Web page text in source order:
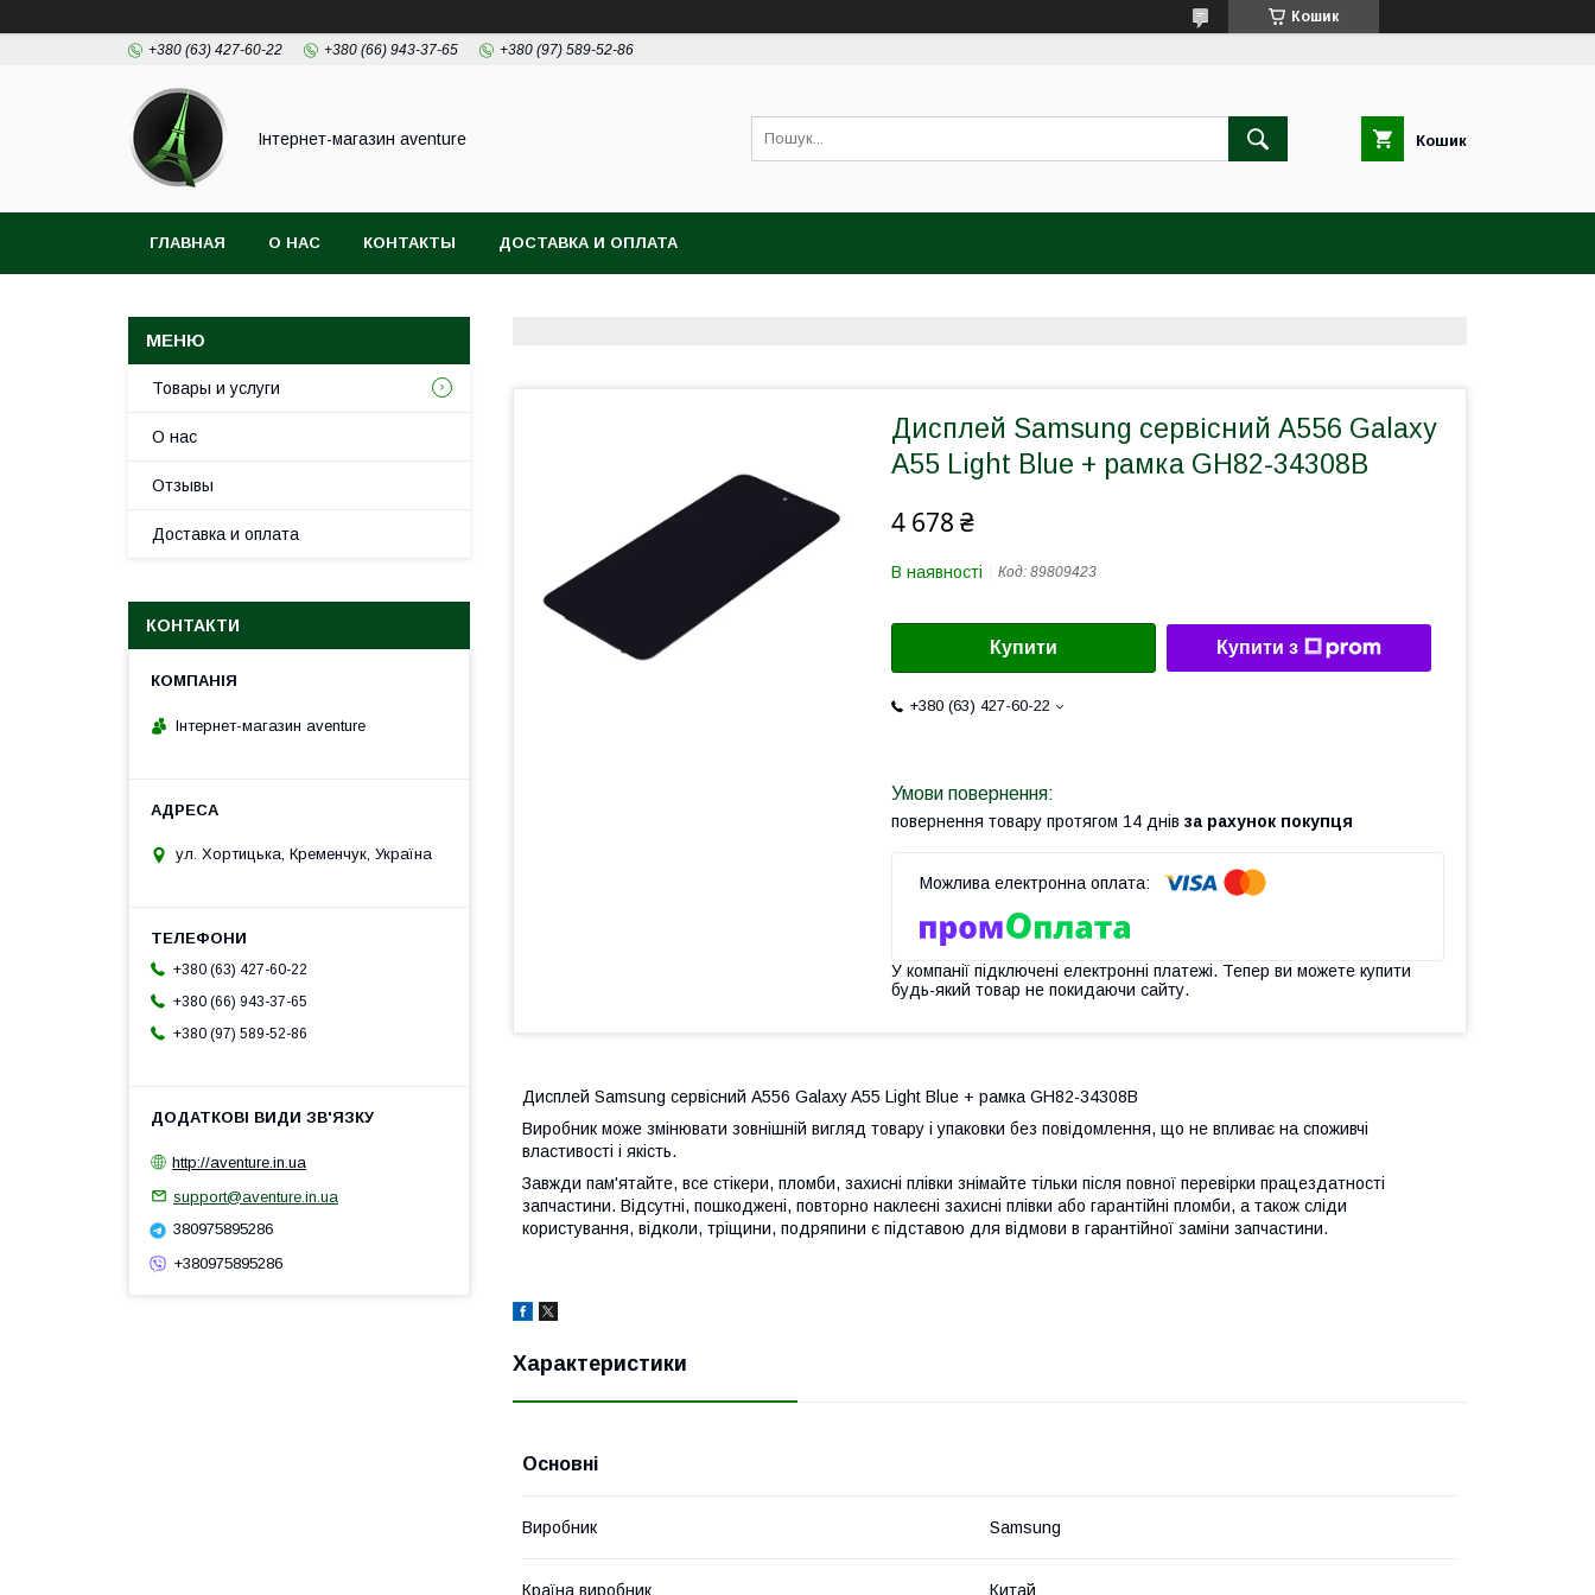
Кошик
+380 (63) 427-60-22 +380 (66) 943-37-65 +380 (97) 589-52-86
Інтернет-магазин aventure Кошик
ГЛАВНАЯ О НАС КОНТАКТЫ ДОСТАВКА И ОПЛАТА
Дисплей Samsung сервісний A556 Galaxy
A55 Light Blue + рамка GH82-34308B
4 678 ₴
В наявності Код: 89809423
Купити Купити з
+380 (63) 427-60-22
повернення товару протягом 14 днів за рахунок покупця
У компанії підключені електронні платежі. Тепер ви можете купити
будь-який товар не покидаючи сайту.
Дисплей Samsung сервісний A556 Galaxy A55 Light Blue + рамка GH82-34308B
Виробник може змінювати зовнішній вигляд товару і упаковки без повідомлення, що не впливає на споживчі
властивості і якість.
Завжди пам'ятайте, все стікери, пломби, захисні плівки знімайте тільки після повної перевірки працездатності
запчастини. Відсутні, пошкоджені, повторно наклеєні захисні плівки або гарантійні пломби, а також сліди
користування, відколи, тріщини, подряпини є підставою для відмови в гарантійної заміни запчастини.
Характеристики
Основні
Виробник Samsung
Країна виробник Китай
Товары и услуги
О нас
Отзывы
Доставка и оплата
КОНТАКТИ
Інтернет-магазин aventure
ул. Хортицька, Кременчук, Україна
+380 (63) 427-60-22
+380 (66) 943-37-65
+380 (97) 589-52-86
http://aventure.in.ua
support@aventure.in.ua
380975895286
+380975895286